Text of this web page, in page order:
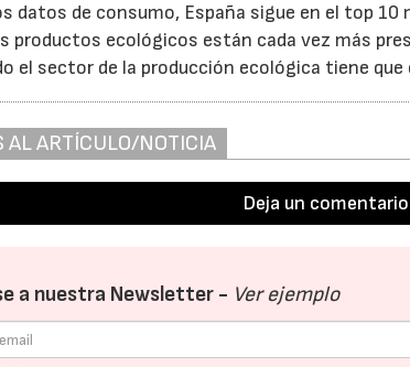
datos de consumo, España sigue en el top 10
productos ecológicos están cada vez más
el sector de la producción ecológica tiene que
AL ARTÍCULO/NOTICIA
Deja un comentario
a nuestra Newsletter - Ver ejemplo
23/